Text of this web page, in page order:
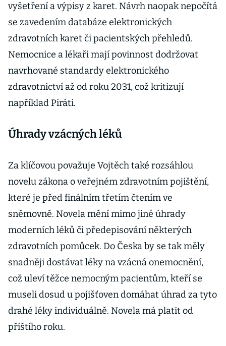
vyšetření a výpisy z karet. Návrh naopak nepočítá
se zavedením databáze elektronických
zdravotních karet či pacientských přehledů.
Nemocnice a lékaři mají povinnost dodržovat
navrhované standardy elektronického
zdravotnictví až od roku 2031, což kritizují
například Piráti.
Úhrady vzácných léků
Za klíčovou považuje Vojtěch také rozsáhlou
novelu zákona o veřejném zdravotním pojištění,
které je před finálním třetím čtením ve
sněmovně. Novela mění mimo jiné úhrady
moderních léků či předepisování některých
zdravotních pomůcek. Do Česka by se tak měly
snadněji dostávat léky na vzácná onemocnění,
což uleví těžce nemocným pacientům, kteří se
museli dosud u pojišťoven domáhat úhrad za tyto
drahé léky individuálně. Novela má platit od
příštího roku.